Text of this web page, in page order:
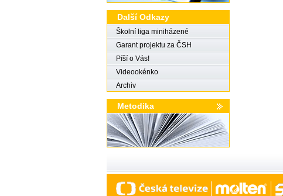
Další Odkazy
Školní liga miniházené
Garant projektu za ČSH
Píší o Vás!
Videookénko
Archiv
Metodika